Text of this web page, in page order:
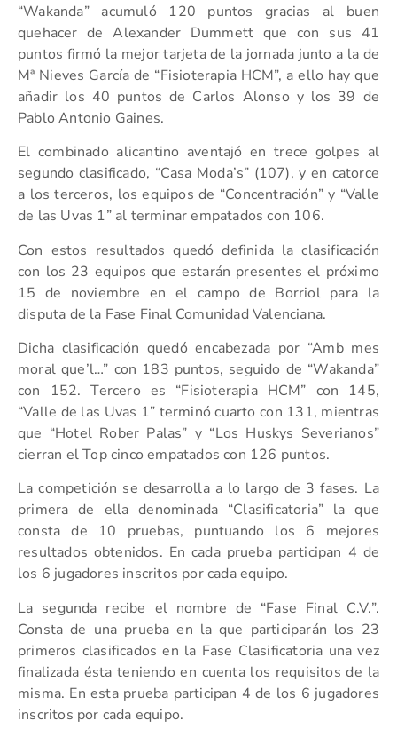
“Wakanda” acumuló 120 puntos gracias al buen
quehacer de Alexander Dummett que con sus 41
puntos firmó la mejor tarjeta de la jornada junto a la de
Mª Nieves García de “Fisioterapia HCM”, a ello hay que
añadir los 40 puntos de Carlos Alonso y los 39 de
Pablo Antonio Gaines.
El combinado alicantino aventajó en trece golpes al
segundo clasificado, “Casa Moda’s” (107), y en catorce
a los terceros, los equipos de “Concentración” y “Valle
de las Uvas 1” al terminar empatados con 106.
Con estos resultados quedó definida la clasificación
con los 23 equipos que estarán presentes el próximo
15 de noviembre en el campo de Borriol para la
disputa de la Fase Final Comunidad Valenciana.
Dicha clasificación quedó encabezada por “Amb mes
moral que’l…” con 183 puntos, seguido de “Wakanda”
con 152. Tercero es “Fisioterapia HCM” con 145,
“Valle de las Uvas 1” terminó cuarto con 131, mientras
que “Hotel Rober Palas” y “Los Huskys Severianos”
cierran el Top cinco empatados con 126 puntos.
La competición se desarrolla a lo largo de 3 fases. La
primera de ella denominada “Clasificatoria” la que
consta de 10 pruebas, puntuando los 6 mejores
resultados obtenidos. En cada prueba participan 4 de
los 6 jugadores inscritos por cada equipo.
La segunda recibe el nombre de “Fase Final C.V.”.
Consta de una prueba en la que participarán los 23
primeros clasificados en la Fase Clasificatoria una vez
finalizada ésta teniendo en cuenta los requisitos de la
misma. En esta prueba participan 4 de los 6 jugadores
inscritos por cada equipo.